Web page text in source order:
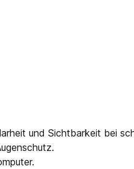
und Sichtbarkeit bei